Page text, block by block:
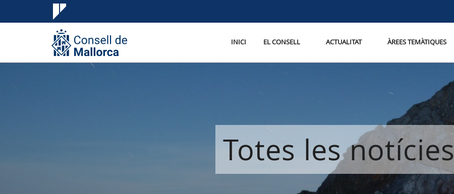
INICI EL CONSELL ACTUALITAT ÀREES TEMÀTIQUES
Totes les notícies